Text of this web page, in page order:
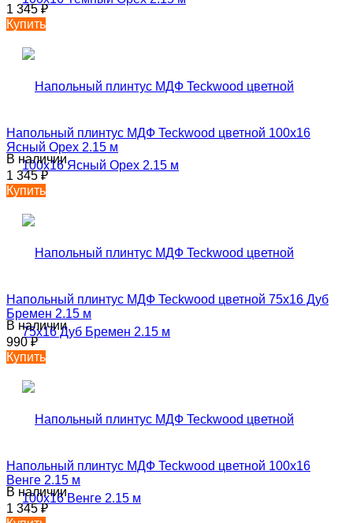
1 345₽
Купить
Напольный плинтус МДФ Teckwood цветной 100х16
Ясный Орех 2.15 м
В наличии
1 345₽
Купить
Напольный плинтус МДФ Teckwood цветной 75х16 Дуб
Бремен 2.15 м
В наличии
990₽
Купить
Напольный плинтус МДФ Teckwood цветной 100х16
Венге 2.15 м
В наличии
1 345₽